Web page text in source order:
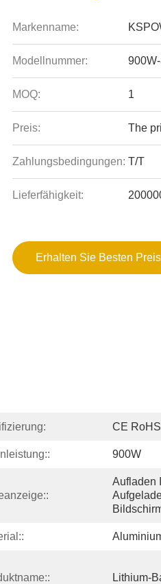
Markenname:
Modellnummer:
MOQ: 1
Preis: The
Zahlungsbedingungen: T/T
Lieferfähigkeit:
Erhalten Sie Besten Preis
CE RoHS
900W
Aufladen
Lithium-